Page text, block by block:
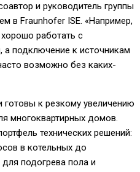
и руководитель группы
в Fraunhofer ISE. «Например,
работать с
подключение к источникам
возможно без каких-
к резкому увеличению
многоквартирных домов.
технических решений:
в котельных до
подогрева пола и